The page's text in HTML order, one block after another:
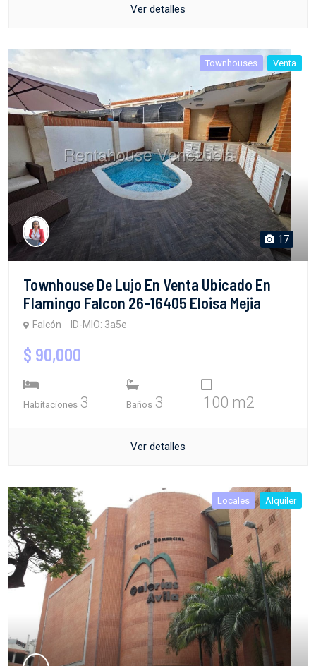
Ver detalles
Townhouses Venta
17
Townhouse De Lujo En Venta Ubicado En
Flamingo Falcon 26-16405 Eloisa Mejia
Falcón ID-MIO: 3a5e
$ 90,000
Habitaciones 3 Baños 3 100 m2
Ver detalles
Locales Alquiler